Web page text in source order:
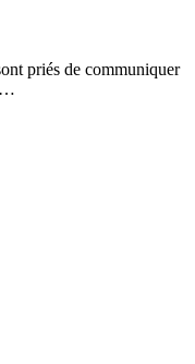
priés de communiquer